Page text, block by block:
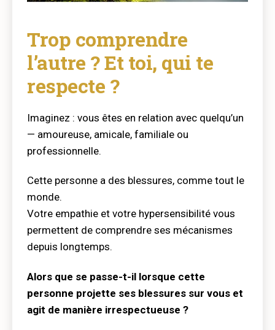
Trop comprendre
l’autre ? Et toi, qui te
respecte ?
Imaginez : vous êtes en relation avec quelqu’un
— amoureuse, amicale, familiale ou
professionnelle.
Cette personne a des blessures, comme tout le
monde.
Votre empathie et votre hypersensibilité vous
permettent de comprendre ses mécanismes
depuis longtemps.
Alors que se passe-t-il lorsque cette
personne projette ses blessures sur vous et
agit de manière irrespectueuse ?